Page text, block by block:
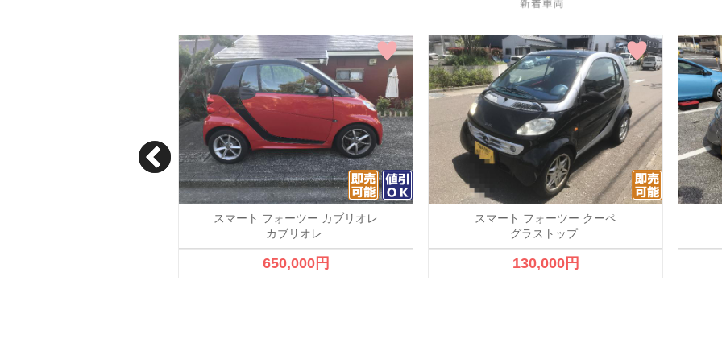
スマート フォーツー カブリオレ
カブリオレ
650,000円
スマート フォーツー クーペ
グラストップ
130,000円